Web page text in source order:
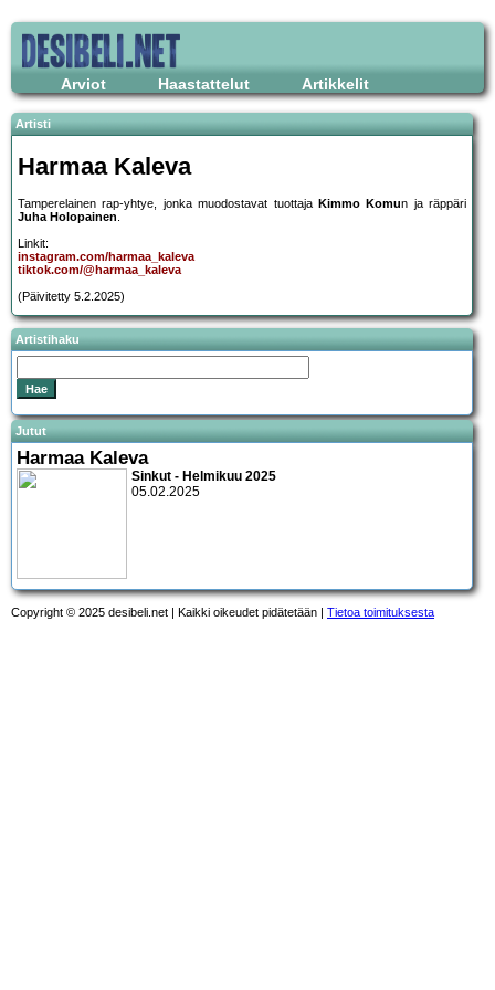
Arviot Haastattelut Artikkelit
Artisti
Harmaa Kaleva
Tamperelainen rap-yhtye, jonka muodostavat tuottaja Kimmo Komun ja räppäri
Juha Holopainen.
Linkit:
instagram.com/harmaa_kaleva
tiktok.com/@harmaa_kaleva
(Päivitetty 5.2.2025)
Artistihaku
Jutut
Harmaa Kaleva
Sinkut - Helmikuu 2025
05.02.2025
Copyright © 2025 desibeli.net | Kaikki oikeudet pidätetään | Tietoa toimituksesta